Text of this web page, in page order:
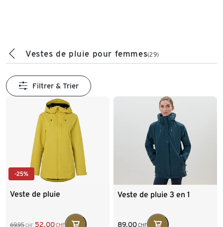
Vestes de pluie pour femmes(29)
Filtrer & Trier
-25%
Veste de pluie
69.95 CHF 52.00CHF
Veste de pluie 3 en 1
89.00CHF